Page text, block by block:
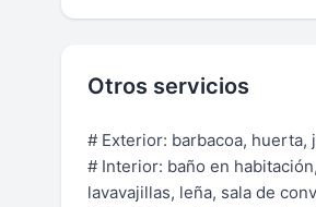
Otros servicios
# Exterior: barbacoa, huerta,
# Interior: baño en
lavavajillas, leña, sala de